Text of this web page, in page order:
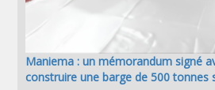
Maniema : un mémorandum signé
construire une barge de 500 tonnes